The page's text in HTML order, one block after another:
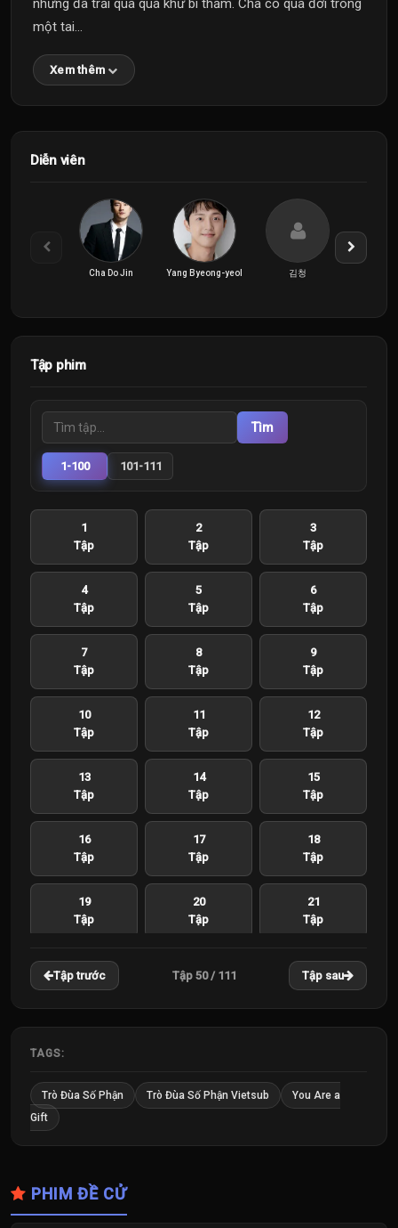
nhưng đã trải qua quá khứ bi thảm. Cha cô qua đời trong
một tai...
Xem thêm
Diễn viên
Cha Do Jin Yang Byeong-yeol 김청
Tập phim
Tìm
1-100 101-111
1
Tập
2
Tập
3
Tập
4
Tập
5
Tập
6
Tập
7
Tập
8
Tập
9
Tập
10
Tập
11
Tập
12
Tập
13
Tập
14
Tập
15
Tập
16
Tập
17
Tập
18
Tập
19
Tập
20
Tập
21
Tập
22
Tập
Tập
24
Tập
25
26
27
28
Tập
29
Tập
30
Tập
34
Tập trước Tập 50 / 111 Tập sau
TAGS:
Trò Đùa Số Phận Trò Đùa Số Phận Vietsub
You Are a
Gift
PHIM ĐỀ CỬ